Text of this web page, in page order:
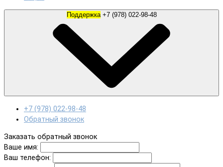
Поддержка +7 (978) 022-98-48
+7 (978) 022-98-48
Обратный звонок
Заказать обратный звонок
Ваше имя:
Ваш телефон: